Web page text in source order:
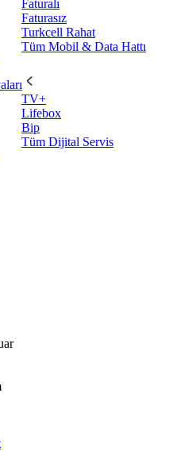
Faturalı
Faturasız
Turkcell Rahat
Tüm Mobil & Data Hattı
TV+
Lifebox
Bip
Tüm Dijital Servis